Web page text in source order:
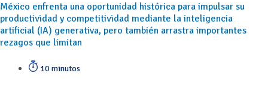
México enfrenta una oportunidad histórica para impulsar su
productividad y competitividad mediante la inteligencia
artificial (IA) generativa, pero también arrastra importantes
rezagos que limitan
10 minutos